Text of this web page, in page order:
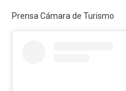
Prensa Cámara de Turismo